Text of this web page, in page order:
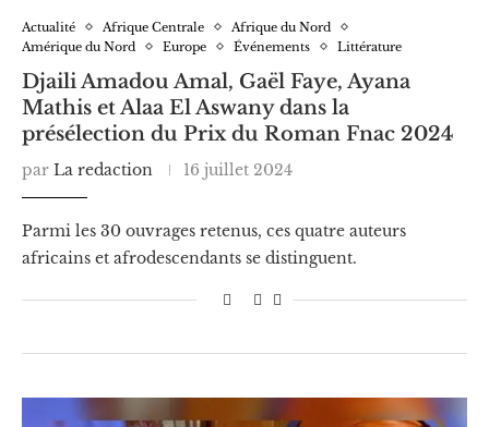
Actualité Afrique Centrale
Afrique du Nord
Amérique du Nord
Europe Événements Littérature
Djaili Amadou Amal, Gaël Faye, Ayana
Mathis et Alaa El Aswany dans la
présélection du Prix du Roman Fnac 2024
par La redaction 16 juillet 2024
Parmi les 30 ouvrages retenus, ces quatre auteurs
africains et afrodescendants se distinguent.